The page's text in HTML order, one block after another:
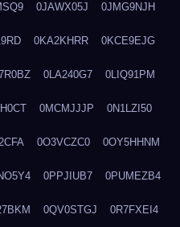
0JAWX05J 0JMG9NJH
0KA2KHRR 0KCE9EJG
0LA240G7 0LIQ91PM
0MCMJJJP 0N1LZI50
0O3VCZC0 0OY5HHNM
0PPJIUB7 0PUMEZB4
0QV0STGJ 0R7FXEI4